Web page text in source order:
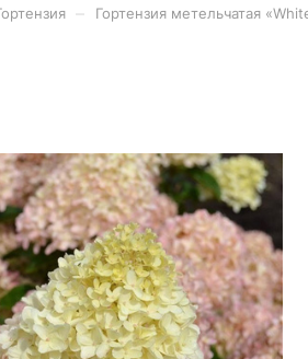
Гортензия метельчатая